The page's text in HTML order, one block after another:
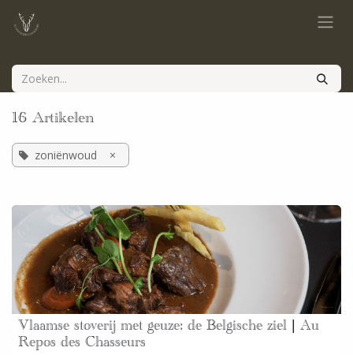
16 Artikelen
zoniënwoud ×
Vlaamse stoverij met geuze: de Belgische ziel | Au
Repos des Chasseurs